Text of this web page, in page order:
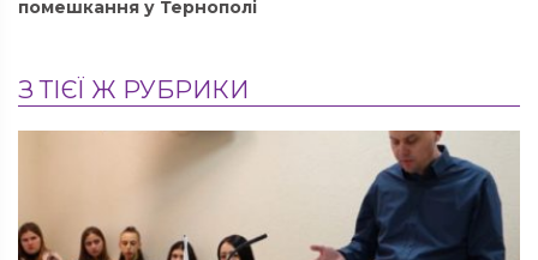
помешкання у Тернополі
З ТІЄЇ Ж РУБРИКИ